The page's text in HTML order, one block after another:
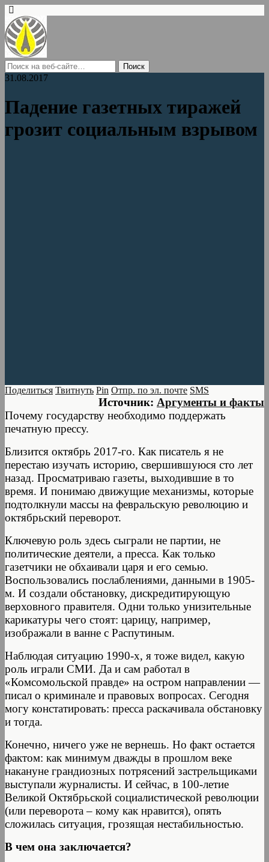
31.08.2017
Падение газетных тиражей
грозит социальным взрывом
Поделиться Твитнуть Pin Отпр. по эл. почте SMS
Источник: Аргументы и факты
Почему государству необходимо поддержать
печатную прессу.
Близится октябрь 2017-го. Как писатель я не
перестаю изучать историю, свершившуюся сто лет
назад. Просматриваю газеты, выходившие в то
время. И понимаю движущие механизмы, которые
подтолкнули массы на февральскую революцию и
октябрьский переворот.
Ключевую роль здесь сыграли не партии, не
политические деятели, а пресса. Как только
газетчики не обхаивали царя и его семью.
Воспользовались послаблениями, данными в 1905-
м. И создали обстановку, дискредитирующую
верховного правителя. Одни только унизительные
карикатуры чего стоят: царицу, например,
изображали в ванне с Распутиным.
Наблюдая ситуацию 1990-х, я тоже видел, какую
роль играли СМИ. Да и сам работал в
«Комсомольской правде» на остром направлении —
писал о криминале и правовых вопросах. Сегодня
могу констатировать: пресса раскачивала обстановку
и тогда.
Конечно, ничего уже не вернешь. Но факт остается
фактом: как минимум дважды в прошлом веке
накануне грандиозных потрясений застрельщиками
выступали журналисты. И сейчас, в 100-летие
Великой Октябрьской социалистической революции
(или переворота – кому как нравится), опять
сложилась ситуация, грозящая нестабильностью.
В чем она заключается?